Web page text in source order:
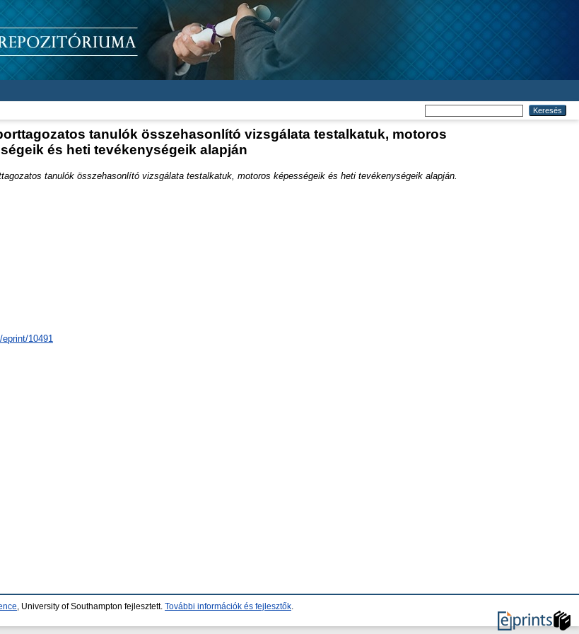
tanulók összehasonlító vizsgálata testalkatuk, motoros
és heti tevékenységeik alapján
tanulók összehasonlító vizsgálata testalkatuk, motoros képességeik és heti tevékenységeik alapján.
10491
, University of Southampton fejlesztett. További információk és fejlesztők